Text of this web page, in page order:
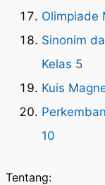
Olimpiade
Sinonim
Kelas 5
Kuis
10
Tentang: